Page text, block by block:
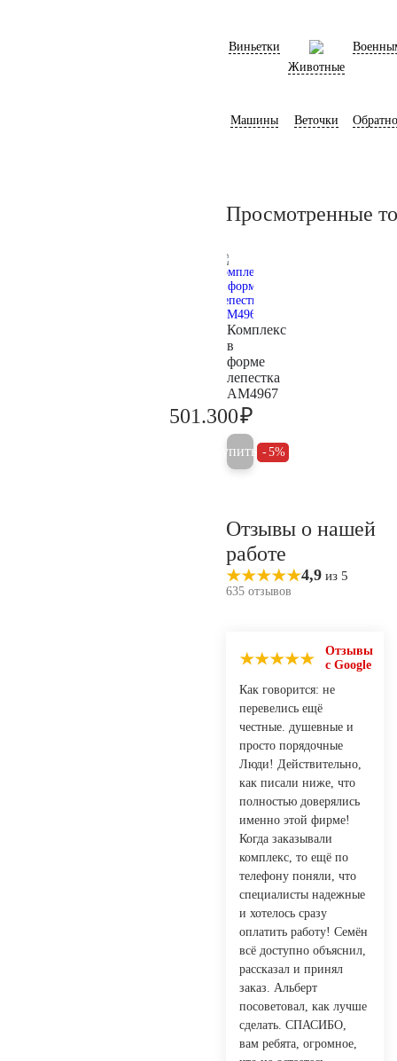
Виньетки
Животные
Машины Веточки
Просмотренные
Комплекс
в
форме
лепестка
AM4967
501.300₽
Купить 5%
Отзывы о нашей
работе
4,9 из 5
635 отзывов
Отзывы
с Google
Как говорится: не
перевелись ещё
честные. душевные и
просто порядочные
Люди! Действительно,
как писали ниже, что
полностью доверялись
именно этой фирме!
Когда заказывали
комплекс, то ещё по
телефону поняли, что
специалисты надежные
и хотелось сразу
оплатить работу! Семён
всё доступно объяснил,
рассказал и принял
заказ. Альберт
посоветовал, как лучше
сделать. СПАСИБО,
вам ребята, огромное,